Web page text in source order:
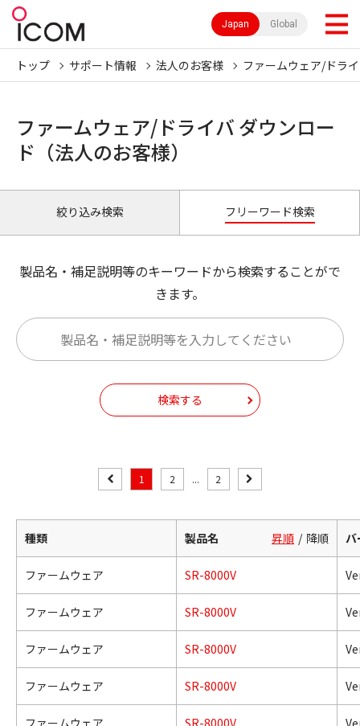
Japan Global
トップ サポート情報 法人のお客様 ファームウェア/ドラ
ファームウェア/ドライバ ダウンロー
ド（法人のお客様）
絞り込み検索 フリーワード検索
製品名・補足説明等のキーワードから検索することがで
きます。
検索する
1 2 ... 2
種類 製品名 昇順 降順
ファームウェア SR-8000V
ファームウェア SR-8000V
ファームウェア SR-8000V
ファームウェア SR-8000V
ファームウェア SR-8000V